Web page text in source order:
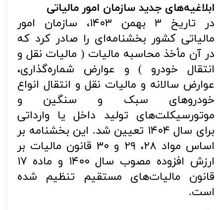
ابلاغیه‌های جدید سازمان امور مالیاتی
در تاریخ ۳ بهمن ۱۴۰۳، سازمان امور
مالیاتی کشور بخشنامه‌ای را صادر کرد که
در آن مأخذ محاسبه مالیات ( مالیات نقل و
انتقال خودرو ) و عوارض شماره‌گذاری،
عوارض سالانه و مالیات نقل و انتقال انواع
خودروهای سبک و سنگین و
موتورسیکلت‌های تولید داخل یا وارداتی
برای سال ۱۴۰۴ تعیین شد. این بخشنامه بر
اساس مواد ۲۸، ۲۹ و ۳۰ قانون مالیات بر
ارزش افزوده مصوب سال ۱۴۰۰ و ماده ۱۷
قانون مالیات‌های مستقیم تنظیم شده
است.